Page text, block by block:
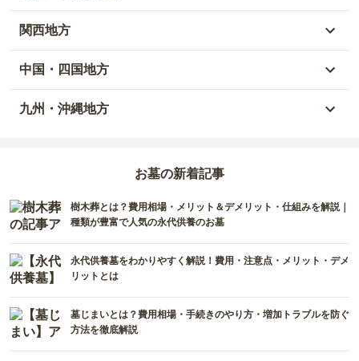
山形県
宮城県
埼玉県
茨城県
岐阜県
静岡県
富山県
石川県
福井県
長野県
関西地方
大阪府
兵庫県
奈良県
和歌山県
中国・四国地方
岡山県
島根県
香川県
愛媛県
九州・沖縄地方
宮崎県
佐賀県
長崎県
お墓の新着記事
樹木葬とは？費用相場・メリット＆デメリット・仕組みを解説｜
種類が豊富で人気の永代供養のお墓
永代供養墓をわかりやすく解説！費用・注意点・メリット・デメ
リットとは
墓じまいとは？費用相場・手続きのやり方・増加トラブルを防ぐ
方法を徹底解説